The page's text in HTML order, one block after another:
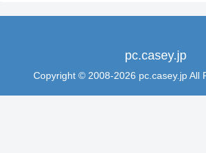
pc.casey.jp
Copyright © 2008-2026 pc.casey.jp All